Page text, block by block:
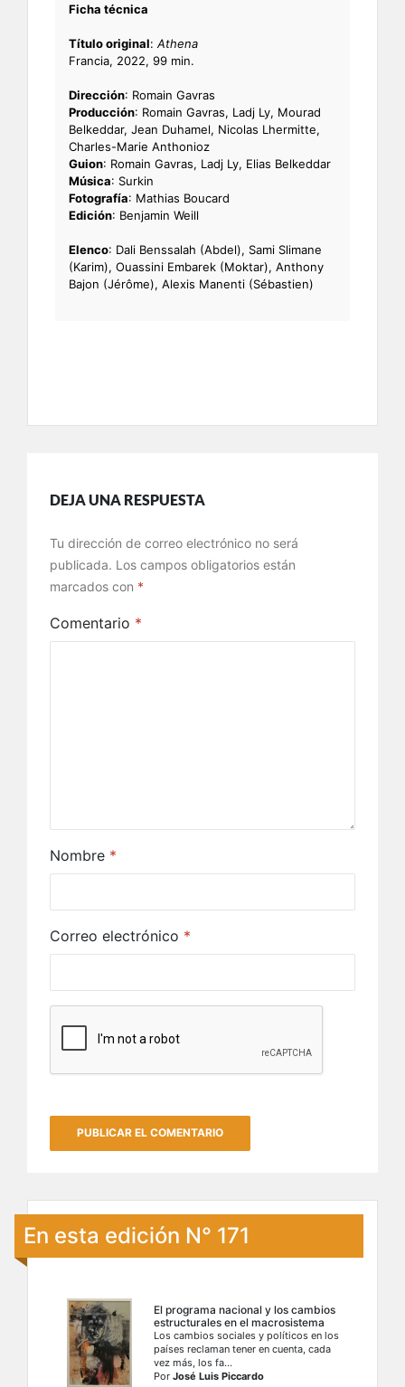
Ficha técnica
Título original: Athena
Francia, 2022, 99 min.
Dirección: Romain Gavras
Producción: Romain Gavras, Ladj Ly, Mourad
Belkeddar, Jean Duhamel, Nicolas Lhermitte,
Charles-Marie Anthonioz
Guion: Romain Gavras, Ladj Ly, Elias Belkeddar
Música: Surkin
Fotografía: Mathias Boucard
Edición: Benjamin Weill
Elenco: Dali Benssalah (Abdel), Sami Slimane
(Karim), Ouassini Embarek (Moktar), Anthony
Bajon (Jérôme), Alexis Manenti (Sébastien)
DEJA UNA RESPUESTA
Tu dirección de correo electrónico no será
publicada. Los campos obligatorios están
marcados con *
Comentario *
Nombre *
Correo electrónico *
En esta edición N° 171
El programa nacional y los cambios
estructurales en el macrosistema
Los cambios sociales y políticos en los
países reclaman tener en cuenta, cada
vez más, los fa...
PorJosé Luis Piccardo